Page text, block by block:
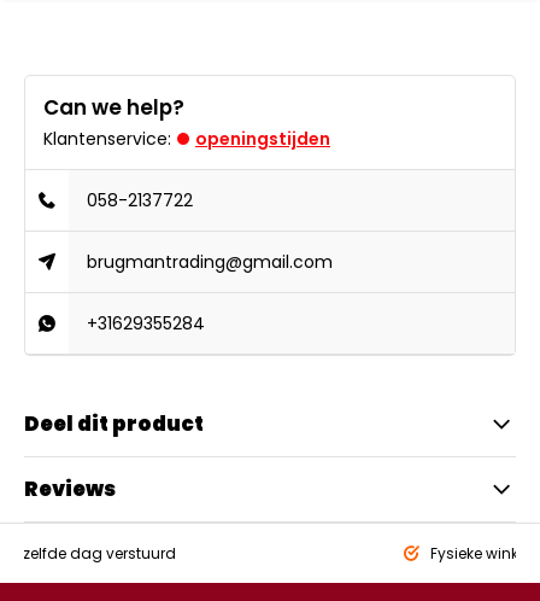
Can we help?
Klantenservice: openingstijden
058-2137722
brugmantrading@gmail.com
+31629355284
Deel dit product
Reviews
zelfde dag verstuurd Fysieke winkel